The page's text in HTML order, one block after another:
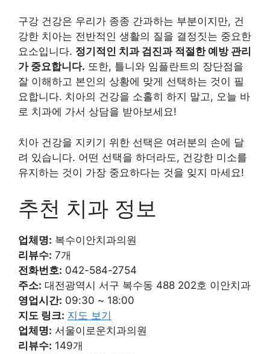
구강 건강은 우리가 종종 간과하는 부분이지만, 건
강한 치아는 전반적인 생활의 질을 결정짓는 중요한
요소입니다. 정기적인 치과 검진과 적절한 예방 관리
가 중요합니다. 또한, 틀니와 임플란트의 장단점을
잘 이해하고 본인의 상황에 맞게 선택하는 것이 필
요합니다. 치아의 건강을 소홀히 하지 말고, 오늘 바
로 치과에 가서 상담을 받아보세요!
치아 건강을 지키기 위한 선택은 여러분의 손에 달
려 있습니다. 어떤 선택을 하더라도, 건강한 미소를
유지하는 것이 가장 중요하다는 것을 잊지 마세요!
추천 치과 정보
업체명: 복수이안치과의원
리뷰수: 7개
전화번호: 042-584-2754
주소: 대전광역시 서구 복수동 488 202호 이안치과
영업시간: 09:30 ~ 18:00
지도 링크: 지도 보기
업체명: 서울이로운치과의원
리뷰수: 149개